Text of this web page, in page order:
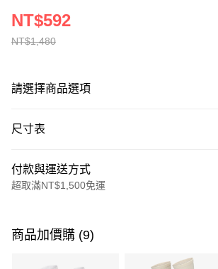
NT$1,480
NT$592
請選擇商品選項
尺寸表
付款與運送方式
超取滿NT$1,500免運
信用卡一次付款
商品加價購 (9)